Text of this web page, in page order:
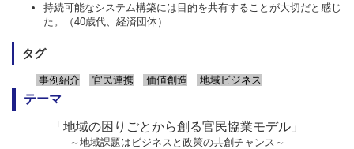
持続可能なシステム構築には目的を共有することが大切だと感じ
た。（40歳代、経済団体）
タグ
事例紹介 官民連携 価値創造 地域ビジネス
テーマ
「地域の困りごとから創る官民協業モデル」
～地域課題はビジネスと政策の共創チャンス～